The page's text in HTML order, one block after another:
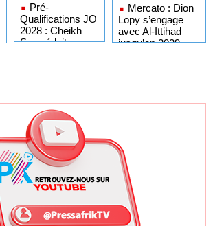
Pré-
Qualifications JO
2028 : Cheikh
Sarr réduit son
Mercato : Dion
Lopy s’engage
avec Al-Ittihad
jusqu’en 2029